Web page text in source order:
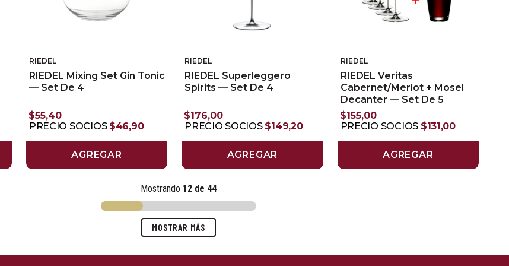
RIEDEL
RIEDEL Mixing Set Gin Tonic
— Set De 4
$55,40
PRECIO SOCIOS $46,90
AGREGAR
RIEDEL
RIEDEL Superleggero
Spirits — Set De 4
$176,00
PRECIO SOCIOS $149,20
AGREGAR
RIEDEL
RIEDEL Veritas
Cabernet/Merlot + Mosel
Decanter — Set De 5
$155,00
PRECIO SOCIOS $131,00
AGREGAR
Mostrando 12 de 44
MOSTRAR MÁS